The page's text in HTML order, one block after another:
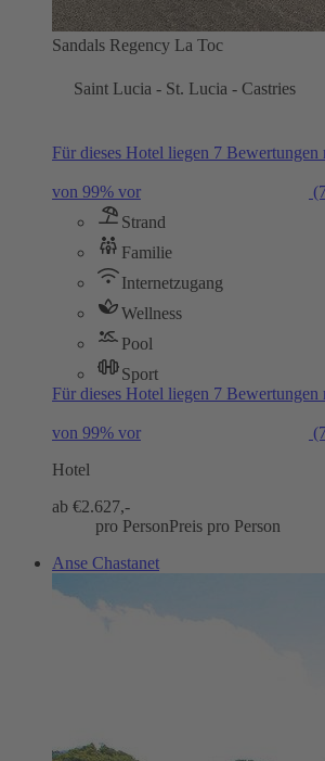
Sandals Regency La Toc
Saint Lucia - St. Lucia - Castries
Für dieses Hotel liegen 7
von 99% vor
Strand
Familie
Internetzugang
Wellness
Pool
Sport
Für dieses Hotel liegen 7
von 99% vor
Hotel
ab €2.627,-
pro PersonPreis pro Person
Anse Chastanet